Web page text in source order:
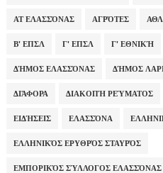
ΑΤ ΕΛΑΣΣΌΝΑΣ ΑΓΡΌΤΕΣ
Β' ΕΠΣΛ Γ' ΕΠΣΛ Γ' ΕΘΝΙΚΉ
ΔΉΜΟΣ ΕΛΑΣΣΌΝΑΣ ΔΉΜΟΣ
ΔΙΆΦΟΡΑ ΔΙΑΚΟΠΉ ΡΕΎΜΑΤΟΣ
ΕΙΔΉΣΕΙΣ ΕΛΑΣΣΌΝΑ
ΕΛΛΗΝΙΚΌΣ ΕΡΥΘΡΌΣ ΣΤΑΥΡΌΣ
ΕΜΠΟΡΙΚΌΣ ΣΎΛΛΟΓΟΣ ΕΛΑΣΣΌΝΑΣ